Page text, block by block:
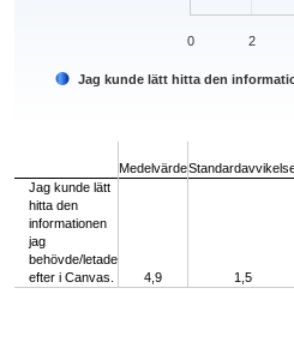
Jag kunde lätt hitta den
0 2
Medelvärde
Jag kunde lätt
hitta den
informationen
jag
behövde/letade
efter i Canvas.
4,9 1,5